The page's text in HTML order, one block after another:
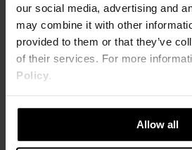
our social media, advertising and
may combine it with other
provided to them or that they’ve
of their services. For more
Policy.
Allow all
SZEROKOŚĆ
W BIODRACH
46cm 48cm
SZEROKOŚĆ DOŁU 51cm 53cm
tolerancja wymiarów do +/- 2cm
741
Kategoria:
Strona
Spódnice
Kolor:
Zielony
Rozmiar:
STWÓRZ ZESTAW